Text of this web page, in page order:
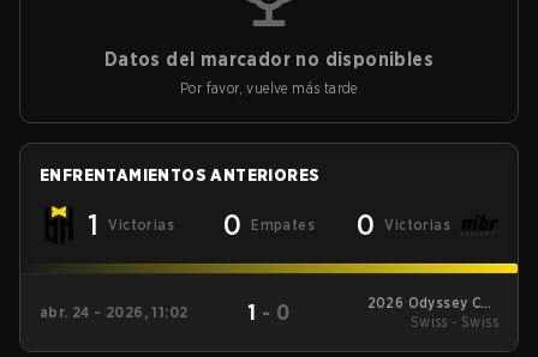
Datos del marcador no disponibles
Por favor, vuelve más tarde
ENFRENTAMIENTOS ANTERIORES
1 Victorias 0 Empates 0 Victorias
abr. 24 - 2026, 11:02 1 - 0
2026 Odyssey Cup
Brazil
Swiss - Swiss